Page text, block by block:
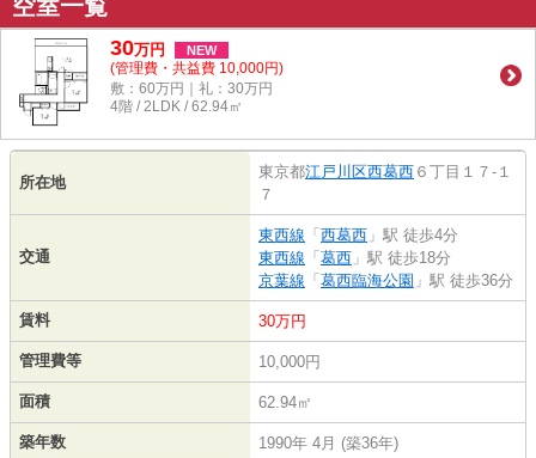
空室一覧
30万円 NEW
(管理費・共益費 10,000円)
敷：60万円｜礼：30万円
4階 / 2LDK / 62.94㎡
所在地
東京都江戸川区西葛西 ６丁目１７-１
７
交通
東西線 「 西葛西 」駅 徒歩4分
東西線 「 葛西 」駅 徒歩18分
京葉線 「 葛西臨海公園 」駅 徒歩36分
賃料 30万円
管理費等 10,000円
面積 62.94㎡
築年数 1990年 4月 (築36年)